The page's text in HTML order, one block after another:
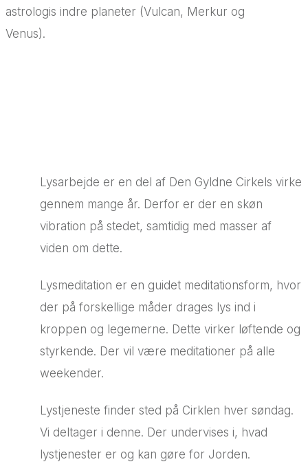
astrologis indre planeter (Vulcan, Merkur og
Venus).
Lysarbejde er en del af Den Gyldne Cirkels virke
gennem mange år. Derfor er der en skøn
vibration på stedet, samtidig med masser af
viden om dette.
Lysmeditation er en guidet meditationsform, hvor
der på forskellige måder drages lys ind i
kroppen og legemerne. Dette virker løftende og
styrkende. Der vil være meditationer på alle
weekender.
Lystjeneste finder sted på Cirklen hver søndag.
Vi deltager i denne. Der undervises i, hvad
lystjenester er og kan gøre for Jorden.